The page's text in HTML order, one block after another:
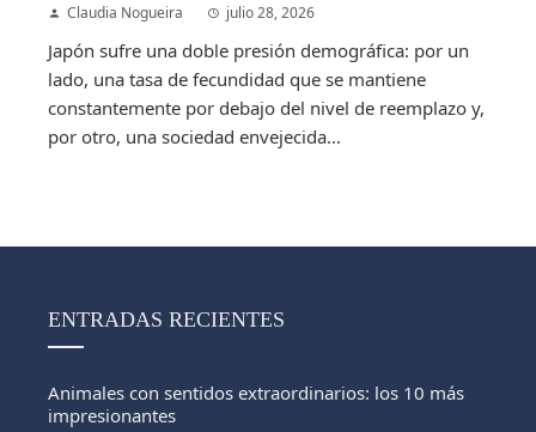
Claudia Nogueira julio 28, 2026
Japón sufre una doble presión demográfica: por un
lado, una tasa de fecundidad que se mantiene
constantemente por debajo del nivel de reemplazo y,
por otro, una sociedad envejecida...
ENTRADAS RECIENTES
Animales con sentidos extraordinarios: los 10 más
impresionantes